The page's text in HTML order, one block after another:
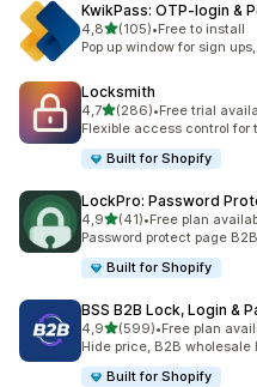
KwikPass: OTP‑login &
4,8av 5 stjerner
(105)
Totalt 105 omtaler
•Free to install
Pop up window for sign
Locksmith
4,7av 5 stjerner
(286)
Totalt 286 omtaler
•Free trial
Flexible access control
Built for Shopify
LockPro: Password
4,9av 5 stjerner
(41)
Totalt 41 omtaler
•Free plan
Password protect page
Built for Shopify
BSS B2B Lock, Login &
4,9av 5 stjerner
(599)
Totalt 599 omtaler
•Free plan
Hide price, B2B wholesale
Built for Shopify